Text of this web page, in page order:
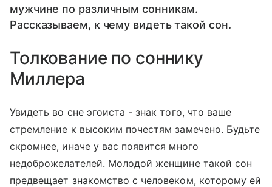
мужчине по различным сонникам.
Рассказываем, к чему видеть такой сон.
Толкование по соннику
Миллера
Увидеть во сне эгоиста - знак того, что ваше
стремление к высоким почестям замечено. Будьте
скромнее, иначе у вас появится много
недоброжелателей. Молодой женщине такой сон
предвещает знакомство с человеком, которому ей